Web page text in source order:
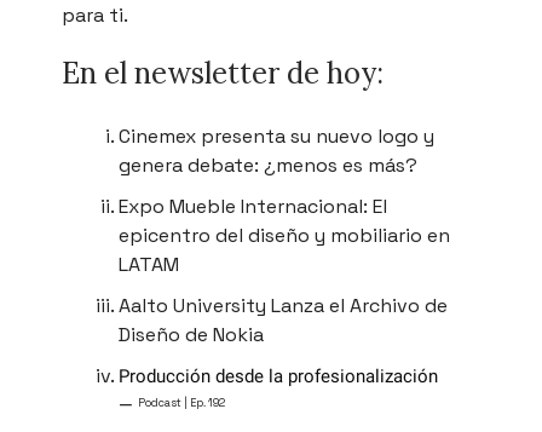
para ti.
En el newsletter de hoy:
Cinemex presenta su nuevo logo y
genera debate: ¿menos es más?
Expo Mueble Internacional: El
epicentro del diseño y mobiliario en
LATAM
Aalto University Lanza el Archivo de
Diseño de Nokia
Producción desde la profesionalización
— Podcast | Ep. 192